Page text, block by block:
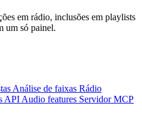
em rádio, inclusões em playlists
um só painel.
Análise de faixas Rádio
API Audio features Servidor MCP